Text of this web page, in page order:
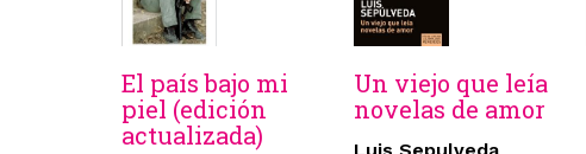
El país bajo mi
piel (edición
actualizada)
Un viejo que leía
novelas de amor
Luis Sepulveda